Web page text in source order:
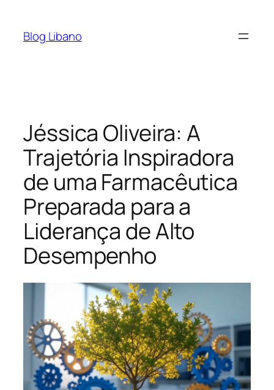
Blog Libano
Jéssica Oliveira: A
Trajetória Inspiradora
de uma Farmacêutica
Preparada para a
Liderança de Alto
Desempenho